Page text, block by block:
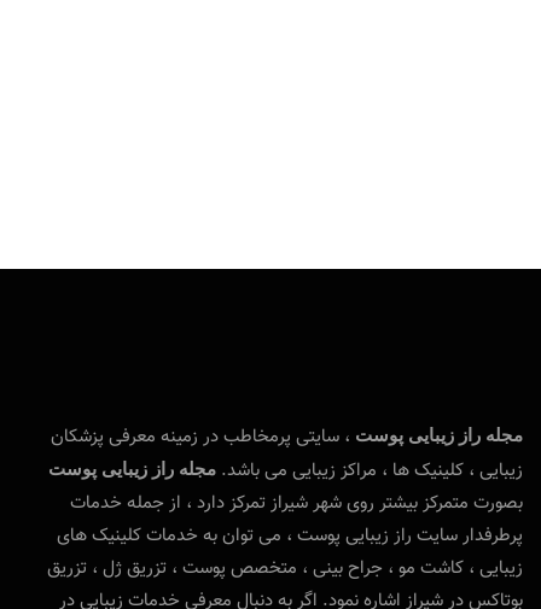
مجله راز زیبایی پوست ، سایتی پرمخاطب در زمینه معرفی پزشکان
زیبایی ، کلینیک ها ، مراکز زیبایی می باشد. مجله راز زیبایی پوست
بصورت متمرکز بیشتر روی شهر شیراز تمرکز دارد ، از جمله خدمات
پرطرفدار سایت راز زیبایی پوست ، می توان به خدمات کلینیک های
زیبایی ، کاشت مو ، جراح بینی ، متخصص پوست ، تزریق ژل ، تزریق
بوتاکس در شیراز اشاره نمود. اگر به دنبال معرفی خدمات زیبایی در